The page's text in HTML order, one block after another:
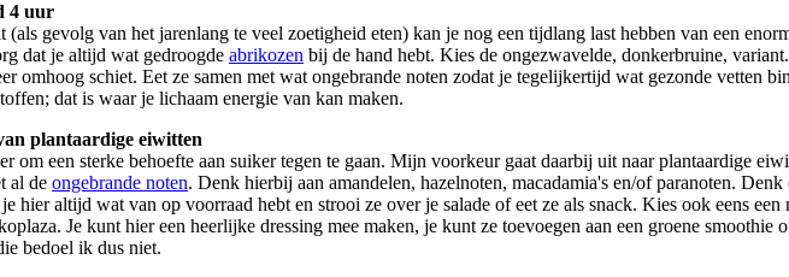
4 uur
gevolg van het jarenlang te veel zoetigheid eten) kan je nog een tijdlang last hebben van een
dat je altijd wat gedroogde abrikozen bij de hand hebt. Kies de ongezwavelde, donkerbruine,
omhoog schiet. Eet ze samen met wat ongebrande noten zodat je tegelijkertijd wat gezonde vetten
dat is waar je lichaam energie van kan maken.
plantaardige eiwitten
om een sterke behoefte aan suiker tegen te gaan. Mijn voorkeur gaat daarbij uit naar plantaardige
al de ongebrande noten. Denk hierbij aan amandelen, hazelnoten, macadamia's en/of paranoten.
hier altijd wat van op voorraad hebt en strooi ze over je salade of eet ze als snack. Kies ook eens een
Je kunt hier een heerlijke dressing mee maken, je kunt ze toevoegen aan een groene smoothie
bedoel ik dus niet.